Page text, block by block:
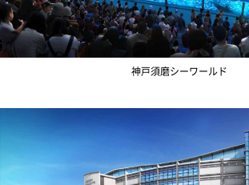
神戸須磨シーワールド